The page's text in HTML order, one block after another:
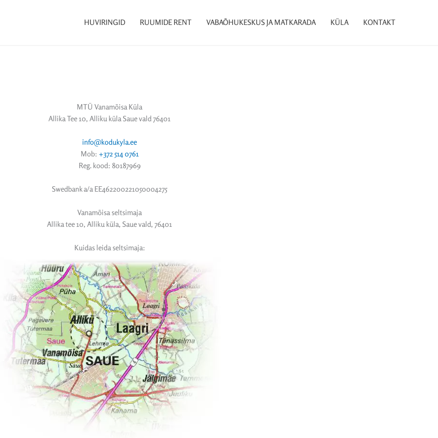
HUVIRINGID RUUMIDE RENT VABAÕHUKESKUS JA MATKARADA KÜLA KONTAKT
MTÜ Vanamõisa Küla
Allika Tee 10, Alliku küla Saue vald 76401
info@kodukyla.ee
Mob: +372 514 0761
Reg. kood: 80187969
Swedbank a/a EE462200221050004275
Vanamõisa seltsimaja
Allika tee 10, Alliku küla, Saue vald, 76401
Kuidas leida seltsimaja: